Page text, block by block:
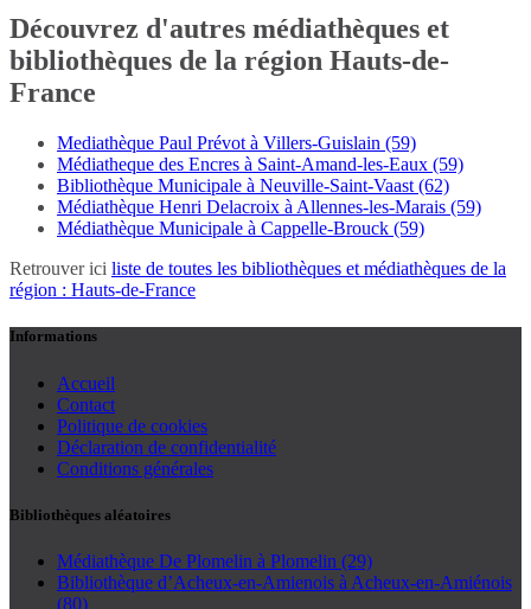
Découvrez d'autres médiathèques et
bibliothèques de la région Hauts-de-
France
Mediathèque Paul Prévot à Villers-Guislain (59)
Médiatheque des Encres à Saint-Amand-les-Eaux (59)
Bibliothèque Municipale à Neuville-Saint-Vaast (62)
Médiathèque Henri Delacroix à Allennes-les-Marais (59)
Médiathèque Municipale à Cappelle-Brouck (59)
Retrouver ici liste de toutes les bibliothèques et médiathèques de la
région : Hauts-de-France
Informations
Accueil
Contact
Politique de cookies
Déclaration de confidentialité
Conditions générales
Bibliothèques aléatoires
Médiathèque De Plomelin à Plomelin (29)
Bibliothèque d’Acheux-en-Amienois à Acheux-en-Amiénois
(80)